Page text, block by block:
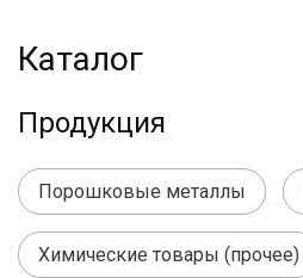
Каталог
Продукция
Порошковые металлы
Химические товары (прочее)